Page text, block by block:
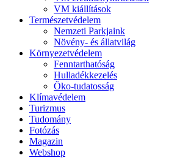
VM kiállítások
Természetvédelem
Nemzeti Parkjaink
Növény- és állatvilág
Környezetvédelem
Fenntarthatóság
Hulladékkezelés
Öko-tudatosság
Klímavédelem
Turizmus
Tudomány
Fotózás
Magazin
Webshop